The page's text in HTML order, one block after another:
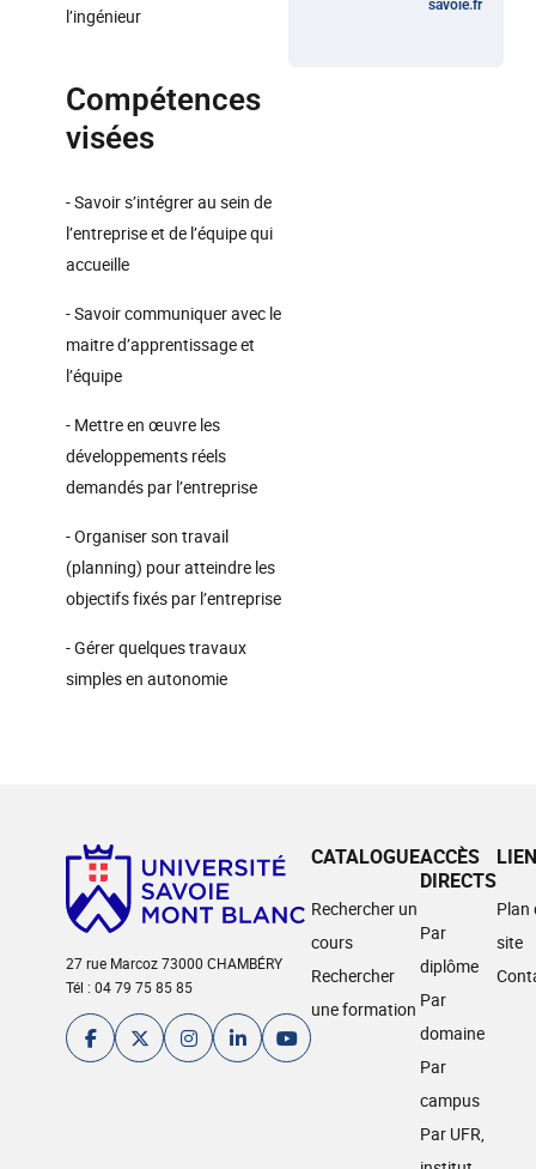
l’ingénieur
Compétences
visées
- Savoir s’intégrer au sein de
l’entreprise et de l’équipe qui
accueille
- Savoir communiquer avec le
maitre d’apprentissage et
l’équipe
- Mettre en œuvre les
développements réels
demandés par l’entreprise
- Organiser son travail
(planning) pour atteindre les
objectifs fixés par l’entreprise
- Gérer quelques travaux
simples en autonomie
savoie.fr
27 rue Marcoz 73000 CHAMBÉRY
Tél : 04 79 75 85 85
CATALOGUE
Rechercher un
cours
Rechercher
une formation
ACCÈS
DIRECTS
Par
diplôme
Par
domaine
Par
campus
Par UFR,
Plan
site